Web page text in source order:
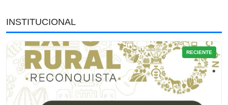
INSTITUCIONAL
RECIENTE